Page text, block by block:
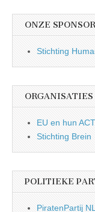
ONZE
Stichting
EU en hun
Stichting Brein
POLITIEKE
PiratenPartij